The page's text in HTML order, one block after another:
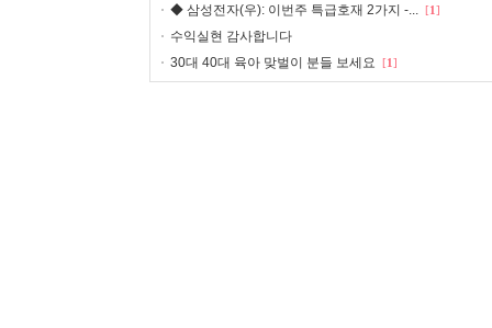
◆ 삼성전자(우): 이번주 특급호재 2가지 -... [1]
수익실현 감사합니다
30대 40대 육아 맞벌이 분들 보세요 [1]